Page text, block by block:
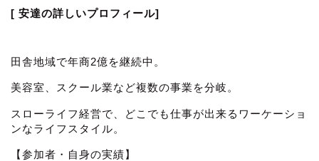
[ 安達の詳しいプロフィール]
田舎地域で年商2億を継続中。
美容室、スクール業など複数の事業を分岐。
スローライフ経営で、どこでも仕事が出来るワーケーショ
ンなライフスタイル。
【参加者・自身の実績】